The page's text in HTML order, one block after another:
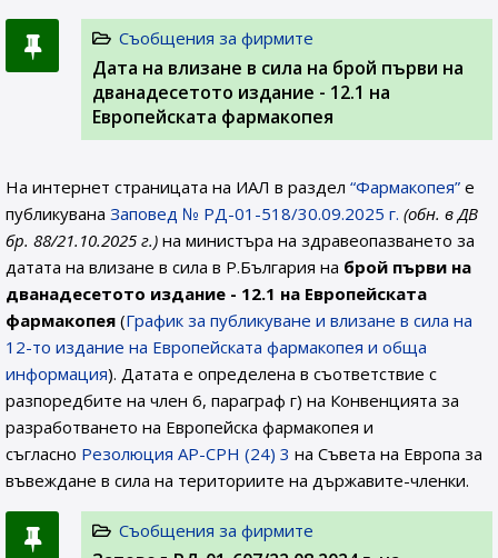
Съобщения за фирмите
Дата на влизане в сила на брой първи на
дванадесетото издание - 12.1 на
Европейската фармакопея
На интернет страницата на ИАЛ в раздел “Фармакопея” е
публикувана Заповед № РД-01-518/30.09.2025 г. (обн. в ДВ
бр. 88/21.10.2025 г.) на министъра на здравеопазването за
датата на влизане в сила в Р.България на брой първи на
дванадесетото издание - 12.1 на Европейската
фармакопея (График за публикуване и влизане в сила на
12-то издание на Европейската фармакопея и обща
информация). Датата е определена в съответствие с
разпоредбите на член 6, параграф г) на Конвенцията за
разработването на Европейска фармакопея и
съгласно Резолюция AP-CPH (24) 3 на Съвета на Европа за
въвеждане в сила на териториите на държавите-членки.
Съобщения за фирмите